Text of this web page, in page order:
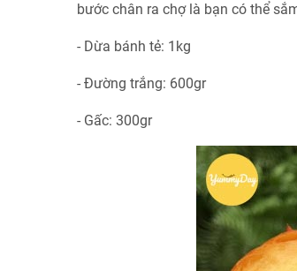
bước chân ra chợ là bạn có thể
- Dừa bánh tẻ: 1kg
- Đường trắng: 600gr
- Gấc: 300gr